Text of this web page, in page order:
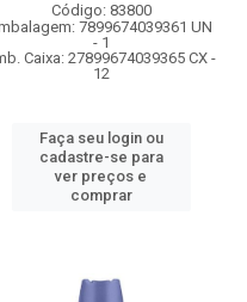
Código: 83800
7899674039361 UN
- 1
Caixa: 27899674039365 CX -
12
Faça seu login ou
cadastre-se para
ver preços e
comprar